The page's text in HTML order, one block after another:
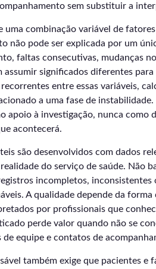
sem substituir a
uma combinação variável de
não pode ser explicada por um
faltas consecutivas, mudanças
assumir significados diferentes
entre essas variáveis,
a uma fase de
apoio à investigação, nunca como
acontecerá.
são desenvolvidos com dados
do serviço de saúde. Não
incompletos,
A qualidade depende da
por profissionais que
perde valor quando não se
de equipe e contatos de
também exige que pacientes e